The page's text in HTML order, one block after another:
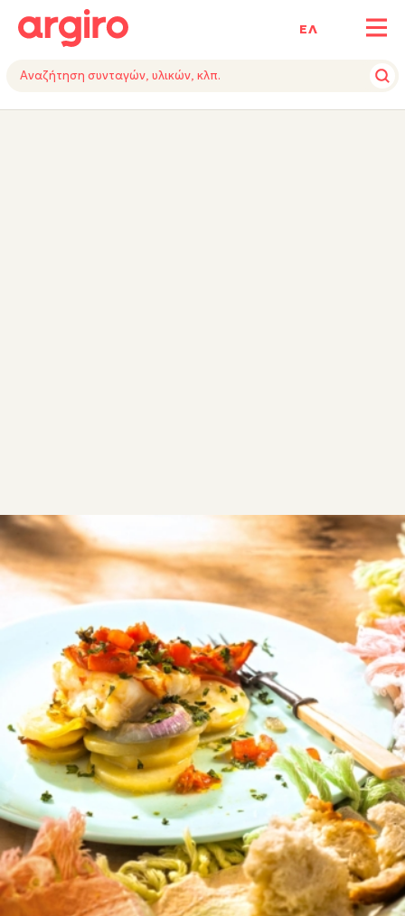
ΕΛ
ΥΛΙΚΑΕΚΤΕΛΕΣΗΕΞΟΠΛΙΣΜΟΣ
ΣΥΝΤΑΓΕΣ ΑΛΜΥΡΑ ΨΑΡΙΑ
Ροφός στο φούρνο
Pοφός στο φούρνο με πατάτες, με μαϊντανό και
σέλινο που δίνουν έξτρα νοστιμιά και αρώματα. Από
τις πιο εύκολες και νόστιμες συνταγές για ψάρι!
Δύσκολη 1:00
6 15 λεπτά 45 λεπτά